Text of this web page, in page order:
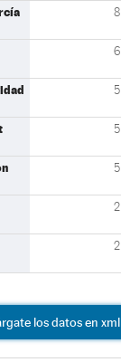
8
6
5
5
5
2
2
los datos en xml